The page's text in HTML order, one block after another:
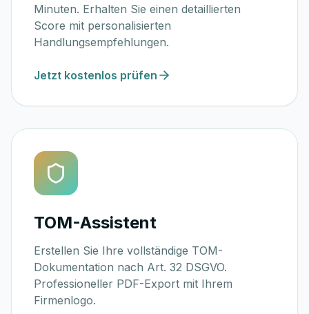
Minuten. Erhalten Sie einen detaillierten
Score mit personalisierten
Handlungsempfehlungen.
Jetzt kostenlos prüfen
TOM-Assistent
Erstellen Sie Ihre vollständige TOM-
Dokumentation nach Art. 32 DSGVO.
Professioneller PDF-Export mit Ihrem
Firmenlogo.